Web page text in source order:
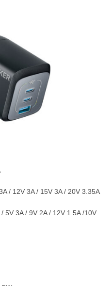
12V 3A / 15V 3A / 20V 3.35A
3A / 9V 2A / 12V 1.5A /10V